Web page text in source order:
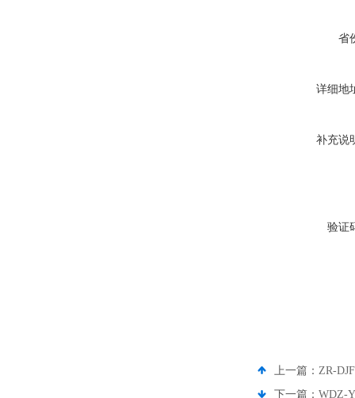
省
详细地
补充说
验证
上一篇： ZR-
下一篇： WDZ-